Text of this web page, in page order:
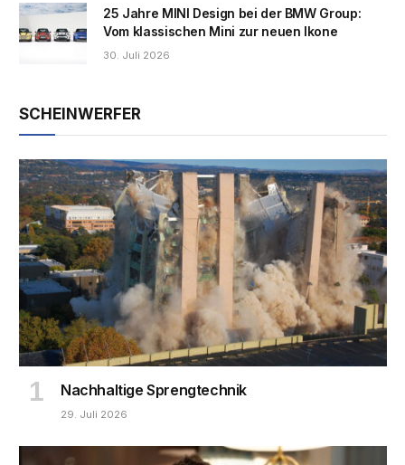
25 Jahre MINI Design bei der BMW Group:
Vom klassischen Mini zur neuen Ikone
30. Juli 2026
SCHEINWERFER
Nachhaltige Sprengtechnik
29. Juli 2026